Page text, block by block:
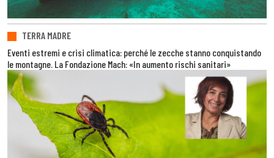
TERRA MADRE
Eventi estremi e crisi climatica: perché le zecche stanno conquistando
le montagne. La Fondazione Mach: «In aumento rischi sanitari»